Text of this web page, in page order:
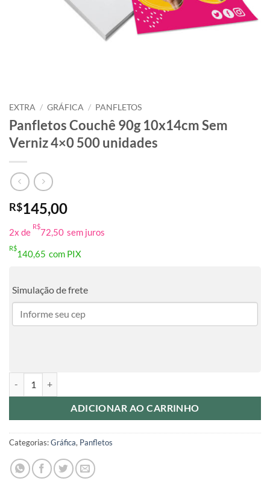
EXTRA / GRÁFICA / PANFLETOS
Panfletos Couchê 90g 10x14cm Sem
Verniz 4×0 500 unidades
R$145,00
2x de
R$
72,50 sem juros
R$
140,65 com PIX
Simulação de frete
ADICIONAR AO CARRINHO
Categorias:Gráfica, Panfletos